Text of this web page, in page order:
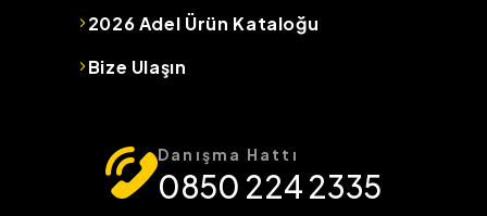
2026 Adel Ürün Kataloğu
Bize Ulaşın
Danışma Hattı
0850 224 2335